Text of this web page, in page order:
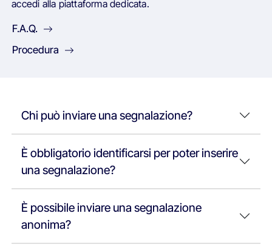
accedi alla piattaforma dedicata.
F.A.Q.
Procedura
Chi può inviare una segnalazione?
È obbligatorio identificarsi per poter inserire
una segnalazione?
È possibile inviare una segnalazione
anonima?